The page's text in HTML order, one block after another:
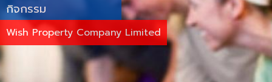
กิจกรรม
Wish Property Company Limited